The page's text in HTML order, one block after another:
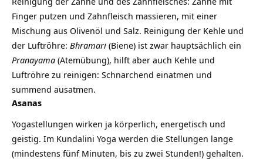
Finger putzen und Zahnfleisch massieren, mit einer
Mischung aus Olivenöl und Salz. Reinigung der Kehle und
der Luftröhre: Bhramari (Biene) ist zwar hauptsächlich ein
Pranayama (Atemübung), hilft aber auch Kehle und
Luftröhre zu reinigen: Schnarchend einatmen und
summend ausatmen.
Asanas
Yogastellungen wirken ja körperlich, energetisch und
geistig. Im Kundalini Yoga werden die Stellungen lange
(mindestens fünf Minuten, bis zu zwei Stunden!) gehalten.